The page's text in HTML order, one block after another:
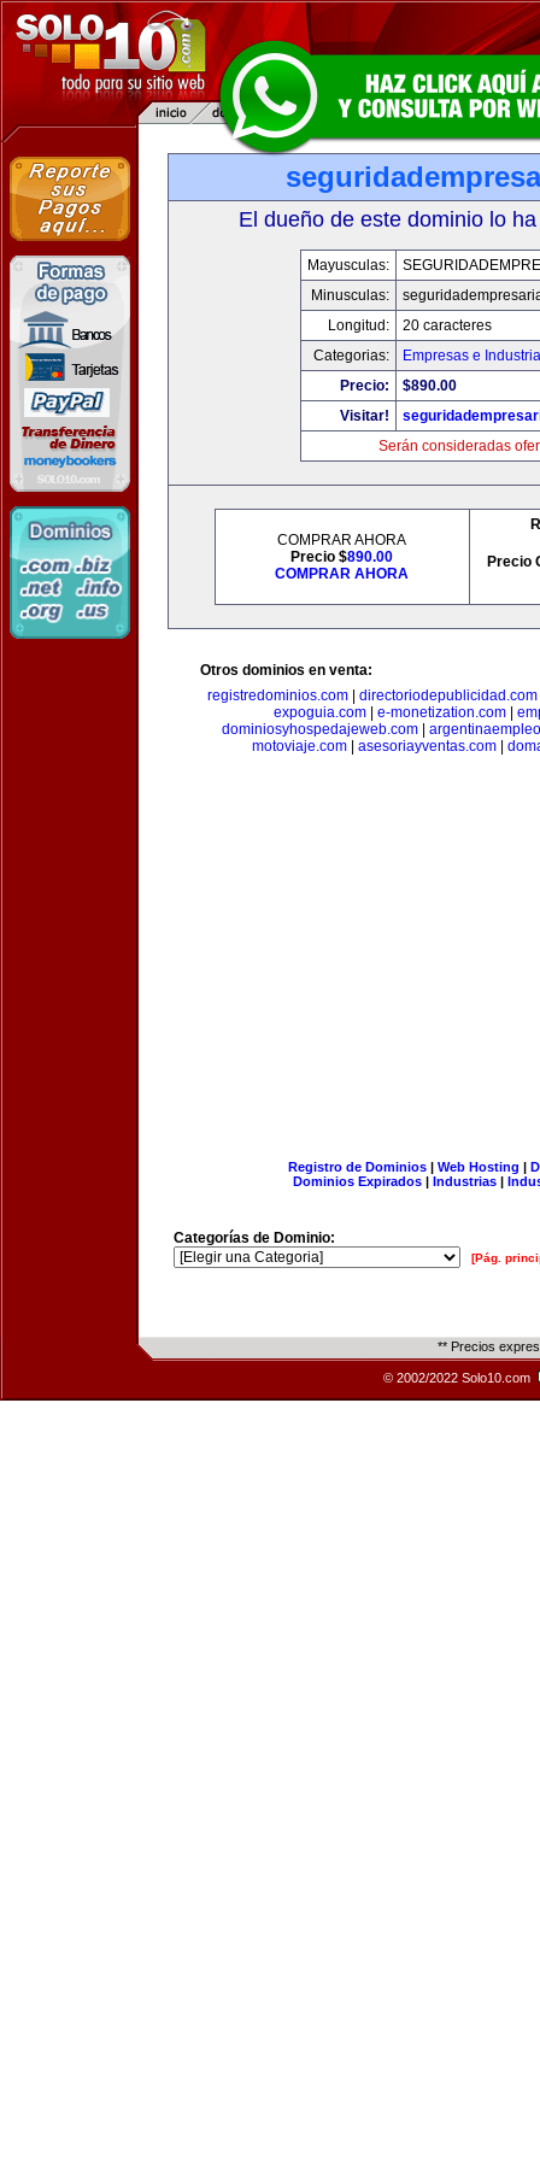
El dueño de este dominio lo
Mayusculas:
Minusculas:
Longitud:
20 caracteres
Categorias:
Empresas e
Precio:
$890.00
Visitar!
Serán consideradas
COMPRAR AHORA
Precio $890.00
COMPRAR AHORA
Precio
Otros dominios en venta:
registredominios.com| directoriodepublicidad.com
expoguia.com| e-monetization.com|
dominiosyhospedajeweb.com
motoviaje.com| asesoriayventas.com|
Registro de Dominios| Web Hosting |
Dominios Expirados | Industrias |
Categorías de Dominio:
[Pág.
** Precios
© 2002/2022 Solo10.com